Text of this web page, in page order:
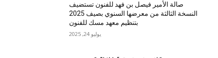
صالة الأمير فيصل بن فهد للفنون تستضيف
النسخة الثالثة من معرضها السنوي بصيف 2025
بتنظيم معهد مسك للفنون
يوليو 24, 2025